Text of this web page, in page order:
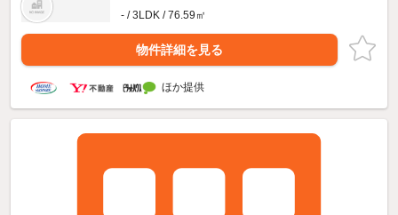
- / 3LDK / 76.59㎡
物件詳細を見る
ほか提供